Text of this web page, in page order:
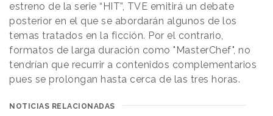
estreno de la serie “HIT”, TVE emitirá un debate
posterior en el que se abordarán algunos de los
temas tratados en la ficción. Por el contrario,
formatos de larga duración como "MasterChef", no
tendrían que recurrir a contenidos complementarios
pues se prolongan hasta cerca de las tres horas.
NOTICIAS RELACIONADAS